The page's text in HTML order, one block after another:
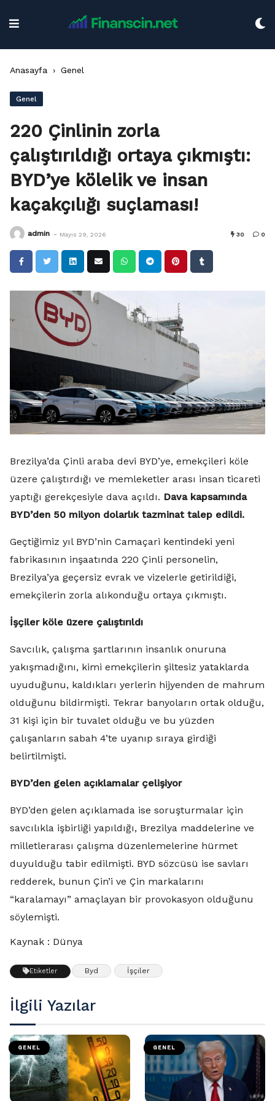
Anasayfa › Genel
Genel
220 Çinlinin zorla
çalıştırıldığı ortaya çıkmıştı:
BYD’ye kölelik ve insan
kaçakçılığı suçlaması!
admin - Mayıs 29, 2026 30 0
Brezilya’da Çinli araba devi BYD’ye, emekçileri köle
üzere çalıştırdığı ve memleketler arası insan ticareti
yaptığı gerekçesiyle dava açıldı. Dava kapsamında
BYD’den 50 milyon dolarlık tazminat talep edildi.
Geçtiğimiz yıl BYD’nin Camaçari kentindeki yeni
fabrikasının inşaatında 220 Çinli personelin,
Brezilya’ya geçersiz evrak ve vizelerle getirildiği,
emekçilerin zorla alıkonduğu ortaya çıkmıştı.
İşçiler köle üzere çalıştırıldı
Savcılık, çalışma şartlarının insanlık onuruna
yakışmadığını, kimi emekçilerin şiltesiz yataklarda
uyuduğunu, kaldıkları yerlerin hijyenden de mahrum
olduğunu bildirmişti. Tekrar banyoların ortak olduğu,
31 kişi için bir tuvalet olduğu ve bu yüzden
çalışanların sabah 4’te uyanıp sıraya girdiği
belirtilmişti.
BYD’den gelen açıklamalar çelişiyor
BYD’den gelen açıklamada ise soruşturmalar için
savcılıkla işbirliği yapıldığı, Brezilya maddelerine ve
milletlerarası çalışma düzenlemelerine hürmet
duyulduğu tabir edilmişti. BYD sözcüsü ise savları
redderek, bunun Çin’i ve Çin markalarını
“karalamayı” amaçlayan bir provokasyon olduğunu
söylemişti.
Kaynak : Dünya
Etiketler Byd İşçiler
İlgili Yazılar
GENEL GENEL